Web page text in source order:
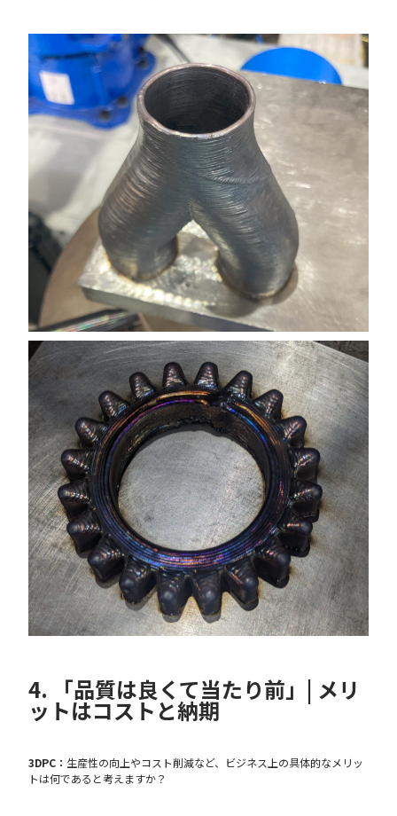
4. 「品質は良くて当たり前」| メリ
ットはコストと納期
3DPC： 生産性の向上やコスト削減など、ビジネス上の具体的なメリッ
トは何であると考えますか？